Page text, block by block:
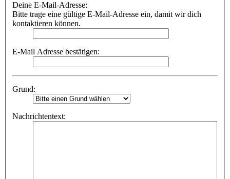
Deine E-Mail-Adresse:
Bitte trage eine gültige E-Mail-Adresse ein, damit wir dich
kontaktieren können.
E-Mail Adresse bestätigen:
Grund:
Nachrichtentext: